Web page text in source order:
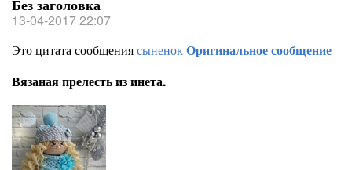
Без заголовка
13-04-2017 22:07
Это цитата сообщениясыненокОригинальное сообщение
Вязаная прелесть из инета.